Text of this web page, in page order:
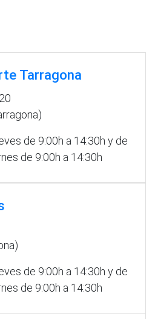
Tarragona
de 9:00h a 14:30h y de
de 9:00h a 14:30h
de 9:00h a 14:30h y de
de 9:00h a 14:30h